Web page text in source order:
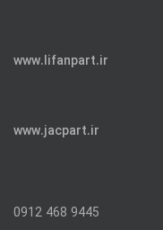
www.lifanpart.ir
www.jacpart.ir
9445 468 0912